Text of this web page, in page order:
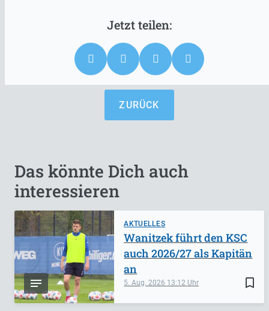
ZURÜCK
Das könnte Dich auch
interessieren
AKTUELLES
bookmark_border
5. Aug. 2026 13:12
Wanitzek führt den KSC
auch 2026/27 als Kapitän
an